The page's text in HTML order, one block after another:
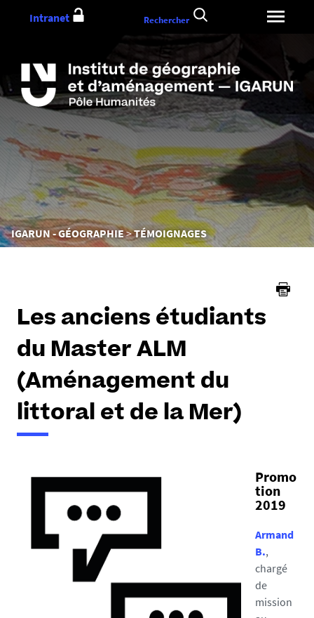
au
contenu
Vous
êtes
IGARUN - GÉOGRAPHIE TÉMOIGNAGES
Intranet Rechercher
Les anciens étudiants
du Master ALM
(Aménagement du
littoral et de la Mer)
Promo
tion
2019
Armand
B.,
chargé
de
mission